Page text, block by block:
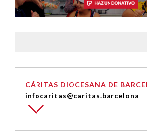
CÁRITAS DIOCESANA DE
infocaritas@caritas.barcelona